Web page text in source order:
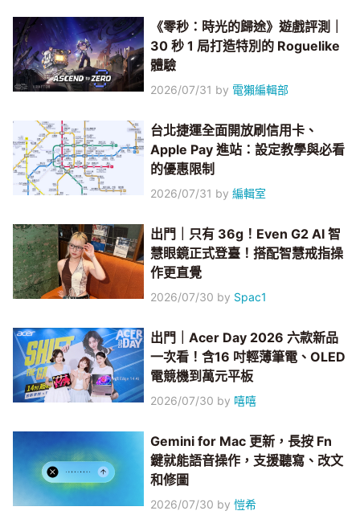
《零秒：時光的歸途》遊戲評測｜
30 秒 1 局打造特別的 Roguelike
體驗
2026/07/31 by 電獺編輯部
台北捷運全面開放刷信用卡、
Apple Pay 進站：設定教學與必看
的優惠限制
2026/07/31 by編輯室
出門｜只有 36g！Even G2 AI 智
慧眼鏡正式登臺！搭配智慧戒指操
作更直覺
2026/07/30 by Spac1
出門｜Acer Day 2026 六款新品
一次看！含16 吋輕薄筆電、OLED
電競機到萬元平板
2026/07/30 by 嘻嘻
Gemini for Mac 更新，長按 Fn
鍵就能語音操作，支援聽寫、改文
和修圖
2026/07/30 by愷希